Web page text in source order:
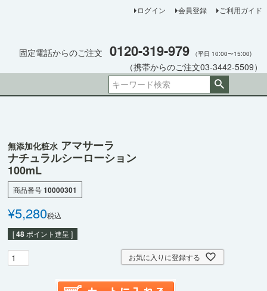
ログイン 会員登録 ご利用ガイド
固定電話からのご注文 0120-319-979 （平日 10:00〜15:00)
（携帯からのご注文03-3442-5509）
無添加化粧水 アマサーラ
ナチュラルシーローション
100mL
商品番号10000301
¥5,280税込
[48 ポイント進呈 ]
お気に入りに登録する